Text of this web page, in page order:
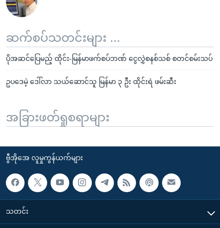
ဆက်စပ်သတင်းများ ...
ပိုအဆင်ပြေမည့် ထိုင်း-မြန်မာဖက်စပ်ဘဏ် ငွေလွှဲစနစ်သစ် စတင်စမ်းသပ်
ဥပဒေမဲ့ ဒေါ်လာ သယ်ဆောင်သူ မြန်မာ ၃ ဦး ထိုင်းရဲ ဖမ်းဆီး
အခြားဖတ်ရှုစရာများ
ဗွီအိုအေ လူမှုကွန်ယက်များ
သတင်း